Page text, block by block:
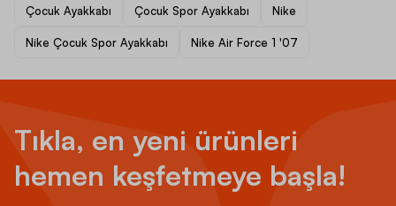
Çocuk Ayakkabı Çocuk Spor Ayakkabı Nike
Nike Çocuk Spor Ayakkabı Nike Air Force 1 '07
Tıkla, en yeni ürünleri
hemen keşfetmeye başla!